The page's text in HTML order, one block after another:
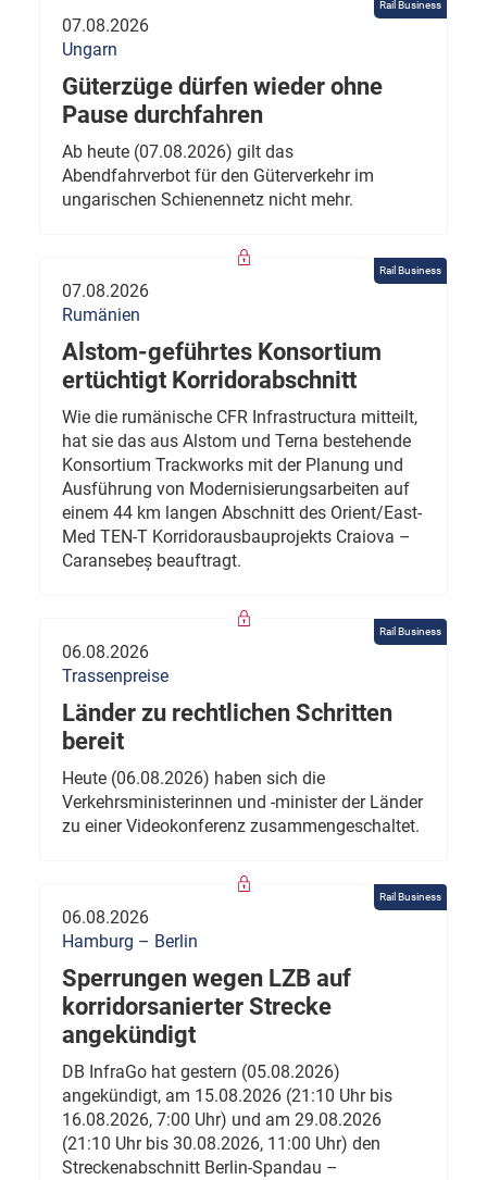
Rail Business
07.08.2026
Ungarn
Güterzüge dürfen wieder ohne
Pause durchfahren
Ab heute (07.08.2026) gilt das
Abendfahrverbot für den Güterverkehr im
ungarischen Schienennetz nicht mehr.
Rail Business
07.08.2026
Rumänien
Alstom-geführtes Konsortium
ertüchtigt Korridorabschnitt
Wie die rumänische CFR Infrastructura mitteilt,
hat sie das aus Alstom und Terna bestehende
Konsortium Trackworks mit der Planung und
Ausführung von Modernisierungsarbeiten auf
einem 44 km langen Abschnitt des Orient/East-
Med TEN-T Korridorausbauprojekts Craiova –
Caransebeș beauftragt.
Rail Business
06.08.2026
Trassenpreise
Länder zu rechtlichen Schritten
bereit
Heute (06.08.2026) haben sich die
Verkehrsministerinnen und -minister der Länder
zu einer Videokonferenz zusammengeschaltet.
Rail Business
06.08.2026
Hamburg – Berlin
Sperrungen wegen LZB auf
korridorsanierter Strecke
angekündigt
DB InfraGo hat gestern (05.08.2026)
angekündigt, am 15.08.2026 (21:10 Uhr bis
16.08.2026, 7:00 Uhr) und am 29.08.2026
(21:10 Uhr bis 30.08.2026, 11:00 Uhr) den
Streckenabschnitt Berlin-Spandau –